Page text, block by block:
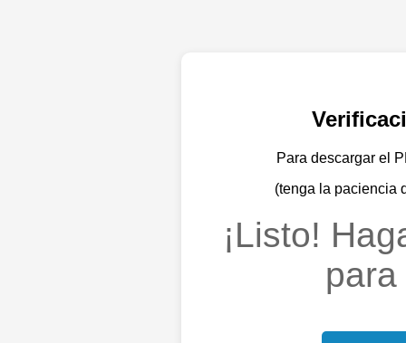
Para descargar el
(tenga la paciencia
¡Listo!